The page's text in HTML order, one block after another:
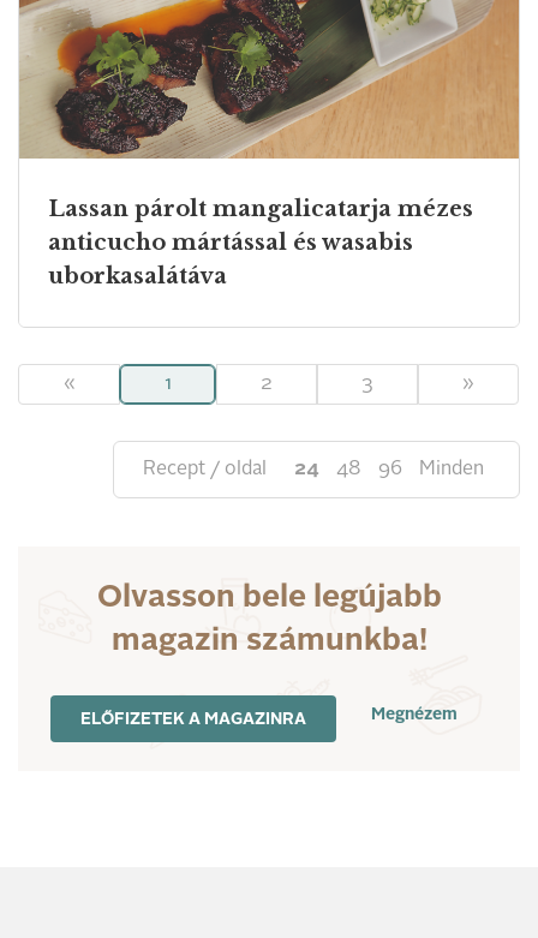
Lassan párolt mangalicatarja mézes
anticucho mártással és wasabis
uborkasalátáva
« 1 2 3 »
Recept / oldal 24 48 96 Minden
Olvasson bele legújabb
magazin számunkba!
ELŐFIZETEK A MAGAZINRA Megnézem